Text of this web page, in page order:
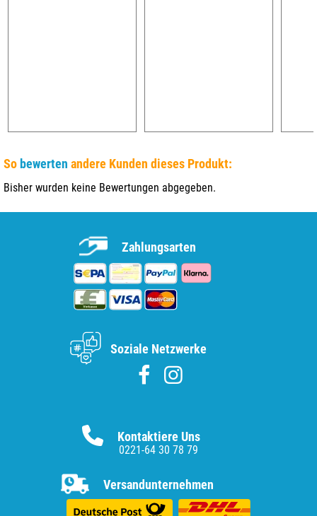
So bewerten andere Kunden dieses Produkt:
Bisher wurden keine Bewertungen abgegeben.
Kontaktiere Uns
0221-64 30 78 79
Versandunternehmen
Zahlungsarten
Soziale Netzwerke